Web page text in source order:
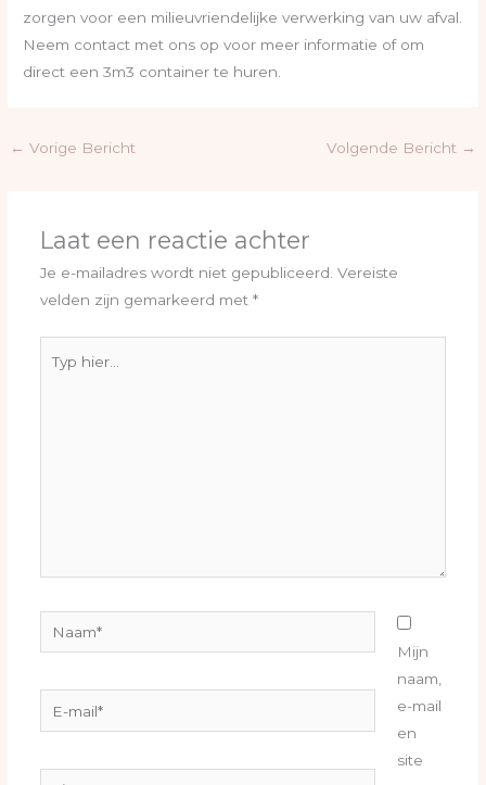
zorgen voor een milieuvriendelijke verwerking van uw afval.
Neem contact met ons op voor meer informatie of om
direct een 3m3 container te huren.
← Vorige Bericht Volgende Bericht →
Laat een reactie achter
Je e-mailadres wordt niet gepubliceerd. Vereiste
velden zijn gemarkeerd met *
hier...
mail*
Site
Mijn
naam,
e-mail
en
site